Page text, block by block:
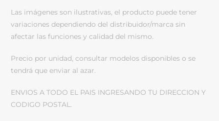
Las imágenes son ilustrativas, el producto puede tener
variaciones dependiendo del distribuidor/marca sin
afectar las funciones y calidad del mismo.
Precio por unidad, consultar modelos disponibles o se
tendrá que enviar al azar.
ENVIOS A TODO EL PAIS INGRESANDO TU DIRECCION Y
CODIGO POSTAL.